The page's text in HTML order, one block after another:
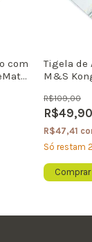
com
Tigela de
M&S
R$49,90
R$109,00
R$47,41
Só restam 2